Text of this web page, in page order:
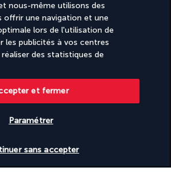
gastronomique : carré d’agneau
du soleil, langouste et salade
accompagnent le dîner.
nous-même utilisons des
offrir une navigation et une
lors de l'utilisation de
les publicités à vos centres
des statistiques de
Paramétrer
sans accepter
et fermer